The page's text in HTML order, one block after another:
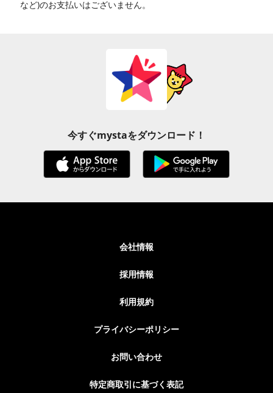
など)のお支払いはございません。
今すぐmystaをダウンロード！
会社情報
採用情報
利用規約
プライバシーポリシー
お問い合わせ
特定商取引に基づく表記